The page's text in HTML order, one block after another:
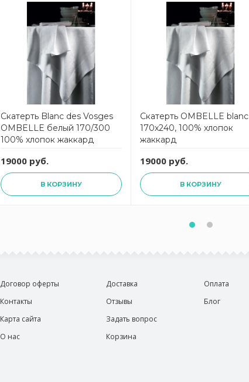
Скатерть Blanc des Vosges
OMBELLE белый 170/300
100% хлопок жаккард
19000 руб.
В КОРЗИНУ
Скатерть OMBELLE blanc
170х240, 100% хлопок
жаккард
19000 руб.
В КОРЗИНУ
Договор оферты
Контакты
Карта сайта
О нас
Доставка
Отзывы
Задать вопрос
Корзина
Оплата
Блог